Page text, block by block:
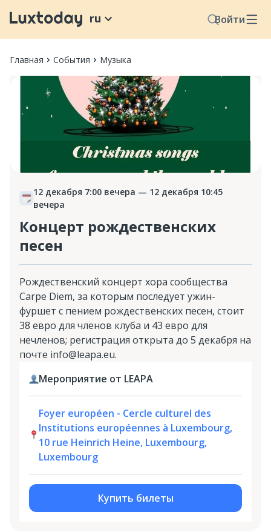
Войти
ru
Главная События Музыка
12 декабря 7:00 вечера — 12 декабря 10:45
вечера
Концерт рождественских
песен
Рождественский концерт хора сообщества
Carpe Diem, за которым последует ужин-
фуршет с пением рождественских песен, стоит
38 евро для членов клуба и 43 евро для
нечленов; регистрация открыта до 5 декабря на
почте info@leapa.eu.
Мероприятие от LEAPA
Foyer européen - Cercle culturel des
Institutions européennes à Luxembourg,
10 rue Heinrich Heine, Luxembourg,
Luxembourg
Купить билеты